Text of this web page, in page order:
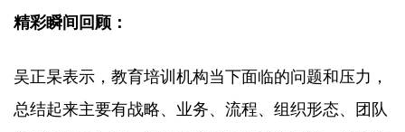
精彩瞬间回顾：
吴正杲表示，教育培训机构当下面临的问题和压力，
总结起来主要有战略、业务、流程、组织形态、团队